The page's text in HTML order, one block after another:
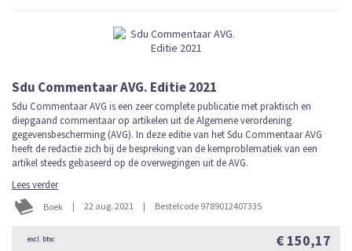
Sdu Commentaar AVG. Editie 2021
Sdu Commentaar AVG is een zeer complete publicatie met praktisch en
diepgaand commentaar op artikelen uit de Algemene verordening
gegevensbescherming (AVG). In deze editie van het Sdu Commentaar AVG
heeft de redactie zich bij de bespreking van de kernproblematiek van een
artikel steeds gebaseerd op de overwegingen uit de AVG.
Lees verder
Boek | 22 aug. 2021 | Bestelcode 9789012407335
€ 150,17